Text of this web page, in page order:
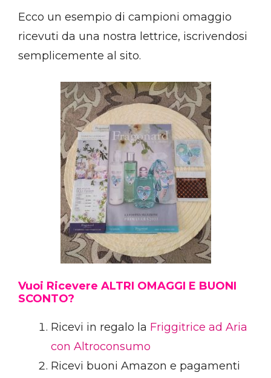
Ecco un esempio di campioni omaggio
ricevuti da una nostra lettrice, iscrivendosi
semplicemente al sito.
Vuoi Ricevere ALTRI OMAGGI E BUONI
SCONTO?
Ricevi in regalo la Friggitrice ad Aria
con Altroconsumo
Ricevi buoni Amazon e pagamenti